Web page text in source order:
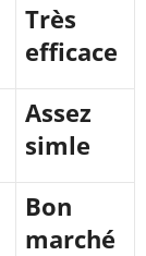
Très
efficace
Assez
simle
Bon
marché